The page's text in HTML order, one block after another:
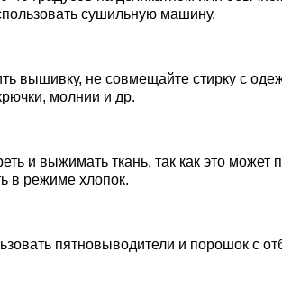
сушильную машину.
вышивку, не совмещайте стирку с
молнии и др.
и выжимать ткань, так как это может
в режиме хлопок.
пятновыводители и порошок с